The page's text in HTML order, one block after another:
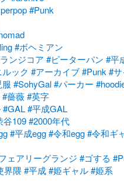
#Punk
#ボヘミアン
ンジコア #ピーターパン #平
ック #アーカイブ #Punk #
#SohyGal #パーカー
#薔薇 #英字
#GAL #平成GAL
谷109 #2000年代
#平成egg #令和egg #令和ギ
ェアリーグランジ #ゴする
界隈 #平成 #姫ギャル #姫系